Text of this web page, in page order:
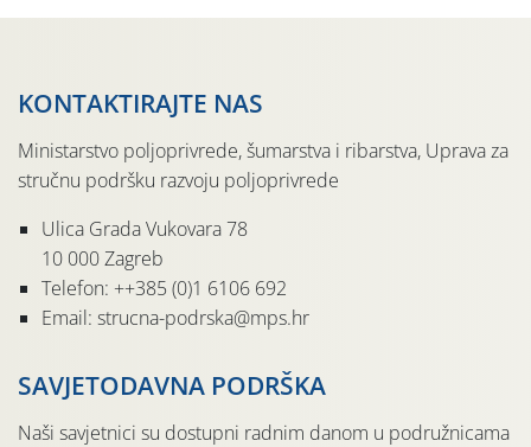
KONTAKTIRAJTE NAS
Ministarstvo poljoprivrede, šumarstva i ribarstva, Uprava za
stručnu podršku razvoju poljoprivrede
Ulica Grada Vukovara 78
10 000 Zagreb
Telefon: ++385 (0)1 6106 692
Email: strucna-podrska@mps.hr
SAVJETODAVNA PODRŠKA
Naši savjetnici su dostupni radnim danom u podružnicama